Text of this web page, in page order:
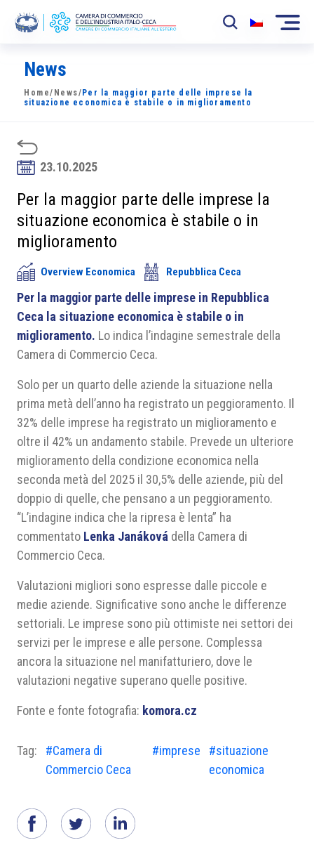
La Camera
News
Sviluppo Mercato
Soci
Partner
Area riservata
News
Home/ News/ Per la maggior parte delle imprese la
situazione economica è stabile o in miglioramento
23.10.2025
Per la maggior parte delle imprese la
situazione economica è stabile o in
miglioramento
Overview Economica Repubblica Ceca
Per la maggior parte delle imprese in Repubblica
Ceca la situazione economica è stabile o in
miglioramento. Lo indica l’indagine semestrale della
Camera di Commercio Ceca.
Solo per un quarto delle aziende la situazione nella
prima metà dell’anno ha registrato un peggioramento. Il
32% delle imprese ha registrato un miglioramento e
oltre il 42% un andamento stabile. Prevede un ulteriore
miglioramento della condizione economica nella
seconda metà del 2025 il 30,5% delle aziende, più del
doppio di quelle, che pensano a un peggioramento.
“L’indagine indica che la ripresa è lenta” ha
commentato Lenka Janáková della Camera di
Commercio Ceca.
Valutazioni migliori sono espresse dalle piccole e
medie aziende. Significative sono anche le differenze
settoriali. Le imprese sono più ottimiste nei settori dei
servizi per le imprese e alle persone. Complessa
ancora la situazione nel manifatturiero, dove le
valutazioni negative superano quelle positive.
Fonte e fonte fotografia: komora.cz
Tag:
#Camera di
Commercio Ceca
#imprese
#situazione
economica